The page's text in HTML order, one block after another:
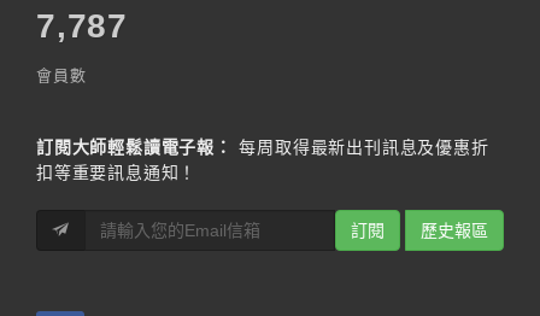
7,787
會員數
訂閱大師輕鬆讀電子報：
每周取得最新出刊訊息及優惠折
扣等重要訊息通知！
訂閱 歷史報區